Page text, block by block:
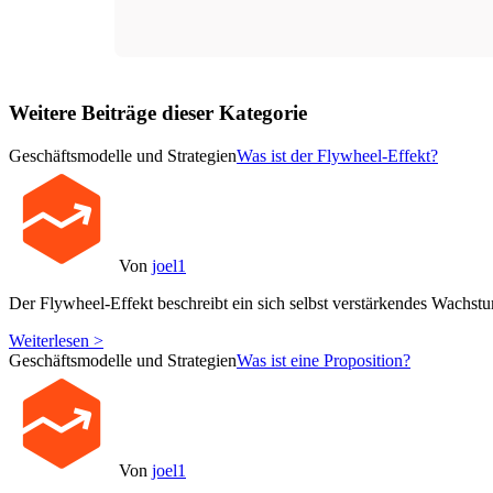
Weitere Beiträge dieser Kategorie
Geschäftsmodelle und StrategienWas ist der Flywheel-Effekt?
Von joel1
Der Flywheel-Effekt beschreibt ein sich selbst verstärkendes
Weiterlesen >
Geschäftsmodelle und StrategienWas ist eine Proposition?
Von joel1